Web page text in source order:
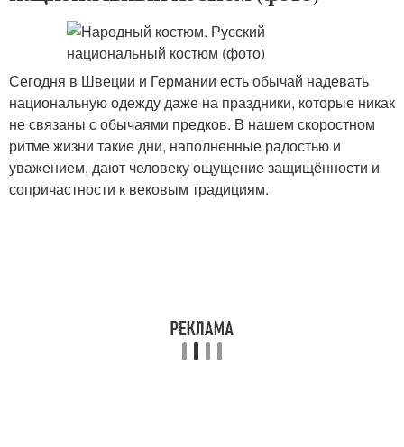
Сегодня в Швеции и Германии есть обычай надевать
национальную одежду даже на праздники, которые никак
не связаны с обычаями предков. В нашем скоростном
ритме жизни такие дни, наполненные радостью и
уважением, дают человеку ощущение защищённости и
сопричастности к вековым традициям.